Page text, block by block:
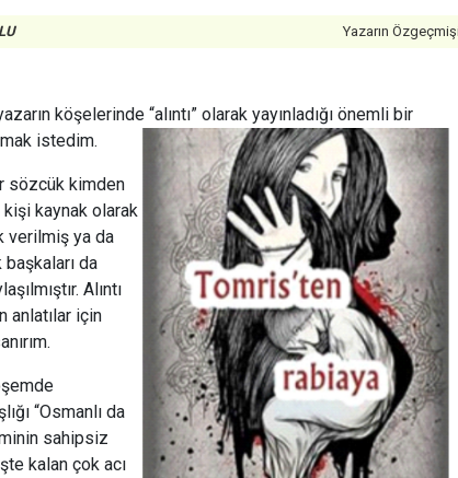
Yazarın
köşelerinde “alıntı” olarak yayınladığı önemli bir
istedim.
sözcük kimden
kişi kaynak olarak
verilmiş ya da
başkaları da
Alıntı
anlatılar için
“Osmanlı da
sahipsiz
kalan çok acı